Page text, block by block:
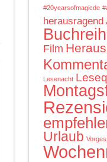
#20yearsofmagicde
herausragend
Film
Lesenacht
Urlaub